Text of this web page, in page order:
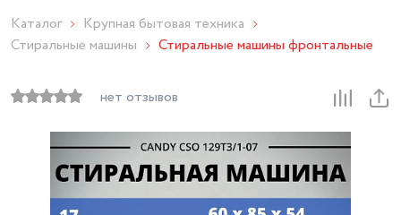
Каталог
Крупная бытовая техника
Стиральные машины
Стиральные машины фронтальные
нет отзывов